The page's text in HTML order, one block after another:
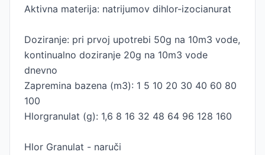
Aktivna materija: natrijumov dihlor-izocianurat
Doziranje: pri prvoj upotrebi 50g na 10m3 vode,
kontinualno doziranje 20g na 10m3 vode
dnevno
Zapremina bazena (m3): 1 5 10 20 30 40 60 80
100
Hlorgranulat (g): 1,6 8 16 32 48 64 96 128 160
Hlor Granulat - naruči